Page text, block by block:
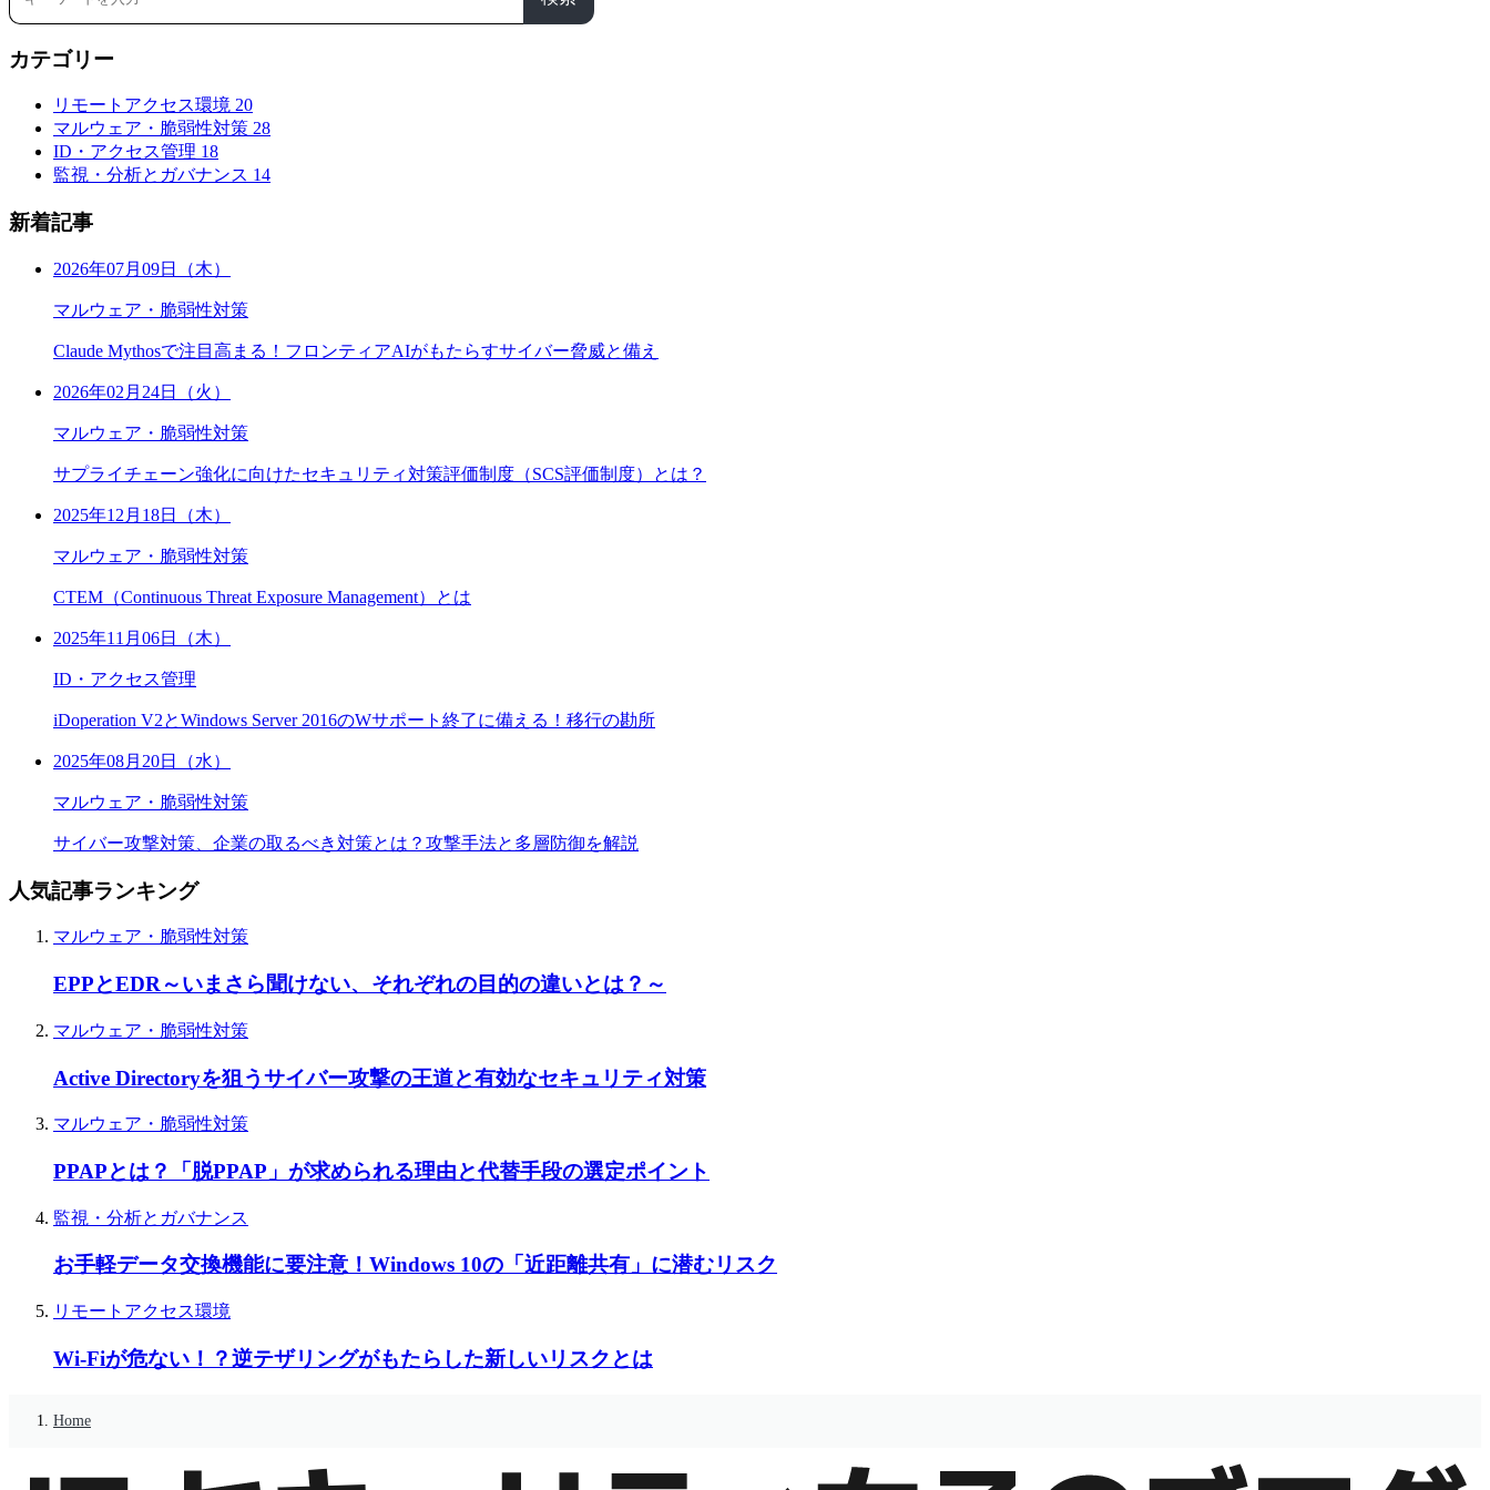
カテゴリー
リモートアクセス環境 20
マルウェア・脆弱性対策 28
ID・アクセス管理 18
監視・分析とガバナンス 14
新着記事
2026年07月09日（木）
マルウェア・脆弱性対策
Claude Mythosで注目高まる！フロンティアAIがもたらすサイバー脅威と備え
2026年02月24日（火）
マルウェア・脆弱性対策
サプライチェーン強化に向けたセキュリティ対策評価制度（SCS評価制度）とは？
2025年12月18日（木）
マルウェア・脆弱性対策
CTEM（Continuous Threat Exposure Management）とは
2025年11月06日（木）
ID・アクセス管理
iDoperation V2とWindows Server 2016のWサポート終了に備える！移行の勘所
2025年08月20日（水）
マルウェア・脆弱性対策
サイバー攻撃対策、企業の取るべき対策とは？攻撃手法と多層防御を解説
人気記事ランキング
マルウェア・脆弱性対策
EPPとEDR～いまさら聞けない、それぞれの目的の違いとは？～
マルウェア・脆弱性対策
Active Directoryを狙うサイバー攻撃の王道と有効なセキュリティ対策
マルウェア・脆弱性対策
PPAPとは？「脱PPAP」が求められる理由と代替手段の選定ポイント
監視・分析とガバナンス
お手軽データ交換機能に要注意！Windows 10の「近距離共有」に潜むリスク
リモートアクセス環境
Wi-Fiが危ない！？逆テザリングがもたらした新しいリスクとは
Home